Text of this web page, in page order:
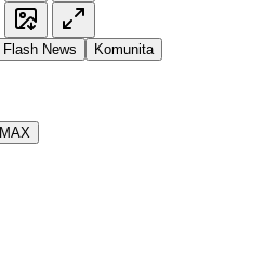
Flash News Komunita
MAX